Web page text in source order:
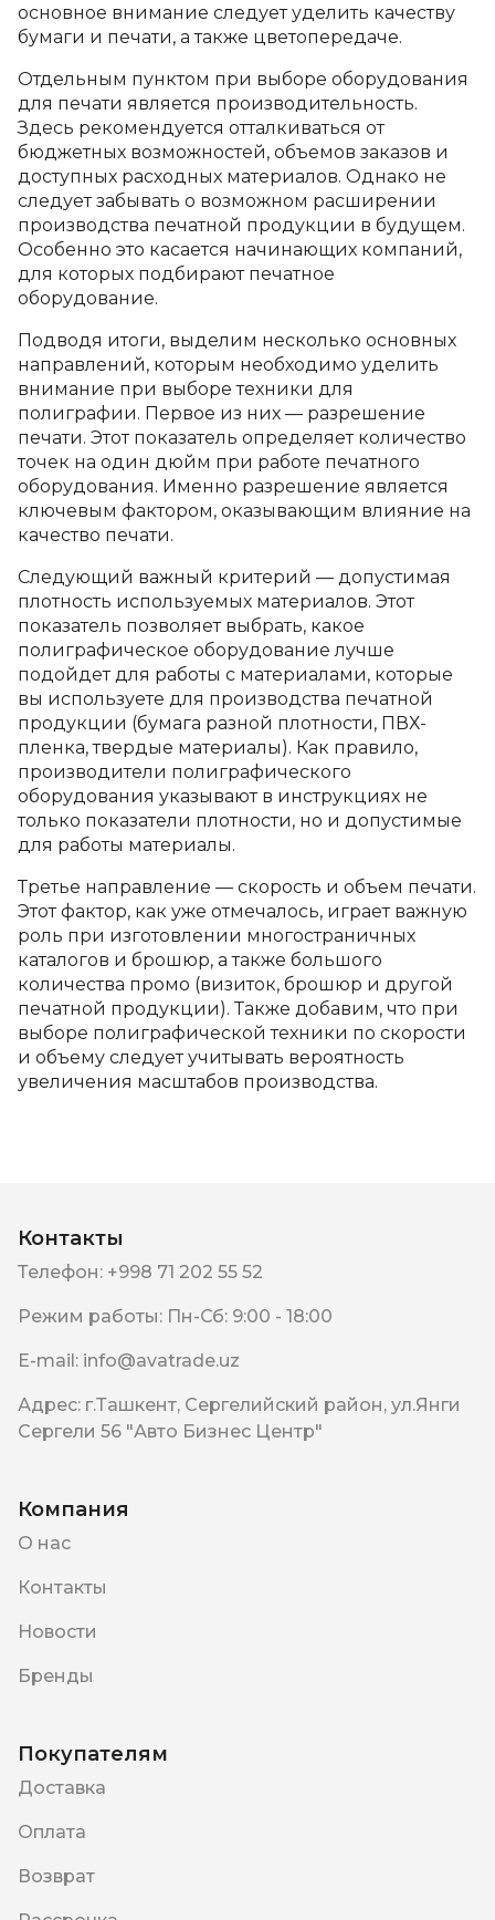
основное внимание следует уделить качеству
бумаги и печати, а также цветопередаче.
Отдельным пунктом при выборе оборудования
для печати является производительность.
Здесь рекомендуется отталкиваться от
бюджетных возможностей, объемов заказов и
доступных расходных материалов. Однако не
следует забывать о возможном расширении
производства печатной продукции в будущем.
Особенно это касается начинающих компаний,
для которых подбирают печатное
оборудование.
Подводя итоги, выделим несколько основных
направлений, которым необходимо уделить
внимание при выборе техники для
полиграфии. Первое из них — разрешение
печати. Этот показатель определяет количество
точек на один дюйм при работе печатного
оборудования. Именно разрешение является
ключевым фактором, оказывающим влияние на
качество печати.
Следующий важный критерий — допустимая
плотность используемых материалов. Этот
показатель позволяет выбрать, какое
полиграфическое оборудование лучше
подойдет для работы с материалами, которые
вы используете для производства печатной
продукции (бумага разной плотности, ПВХ-
пленка, твердые материалы). Как правило,
производители полиграфического
оборудования указывают в инструкциях не
только показатели плотности, но и допустимые
для работы материалы.
Третье направление — скорость и объем печати.
Этот фактор, как уже отмечалось, играет важную
роль при изготовлении многостраничных
каталогов и брошюр, а также большого
количества промо (визиток, брошюр и другой
печатной продукции). Также добавим, что при
выборе полиграфической техники по скорости
и объему следует учитывать вероятность
увеличения масштабов производства.
Контакты
Телефон: +998 71 202 55 52
Режим работы: Пн-Сб: 9:00 - 18:00
E-mail: info@avatrade.uz
Адрес: г.Ташкент, Сергелийский район, ул.Янги
Сергели 56 "Авто Бизнес Центр"
Компания
О нас
Контакты
Новости
Бренды
Покупателям
Доставка
Оплата
Возврат